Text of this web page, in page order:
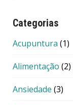
Categorias
Acupuntura (1)
Alimentação (2)
Ansiedade (3)